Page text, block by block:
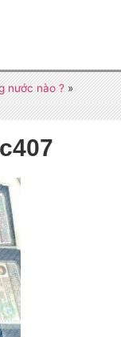
nước nào ? »